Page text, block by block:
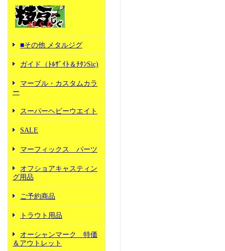
■その他 メタルジグ
ガイド（ﾄﾙｻﾞｲﾄ＆ﾁﾀﾝSic)
マーブル・カスタムカラ
ー
スーパーヘビーウエイト
SALE
マーフィックス パーツ
オフショアキャスティン
グ用品
ご予約商品
トラウト用品
オーシャンマーク 特価
＆アウトレット